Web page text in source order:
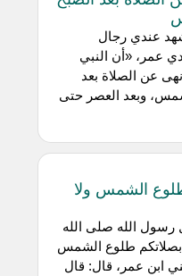
عندي رجال
عمر، «أن النبي
عن الصلاة بعد
وبعد العصر حتى
الشمس ولا
رسول الله صلى الله
بصلاتكم طلوع الشمس
حدثني ابن عمر، قال: قال